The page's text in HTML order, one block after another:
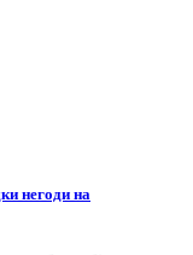
негоди на